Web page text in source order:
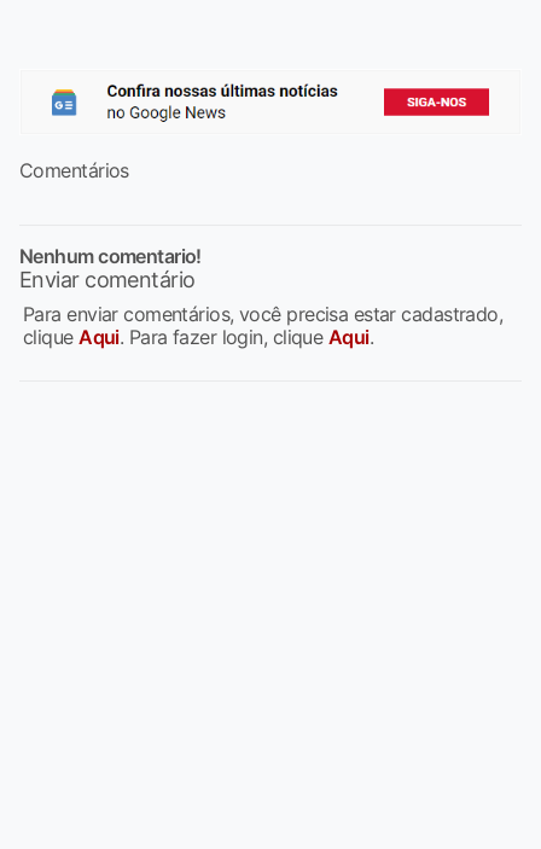
Comentários
Nenhum comentario!
Enviar comentário
Para enviar comentários, você precisa estar cadastrado,
cliqueAqui. Para fazer login, clique Aqui.